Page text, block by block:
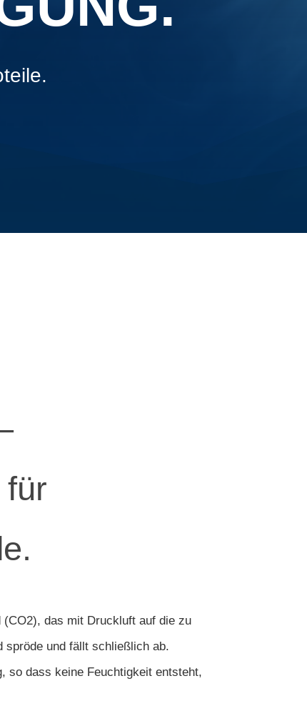
das mit Druckluft auf die zu
spröde und fällt schließlich ab.
so dass keine Feuchtigkeit entsteht,